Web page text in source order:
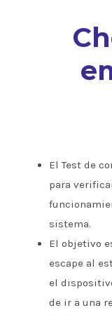
El Test de
para
sistema.
El objetivo
escape al
el
de ir a una